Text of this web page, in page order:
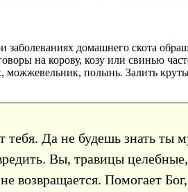
домашнего скота
на корову, козу или свинью
можжевельник, полынь. Залить
тебя. Да не будешь знать ты
Вы, травицы
возвращается. Помогает